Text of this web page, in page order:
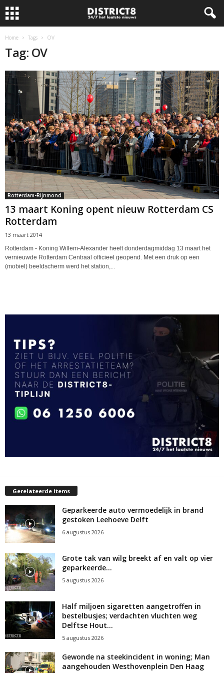
Home Tags OV
Tag: OV
Rotterdam-Rijnmond
13 maart Koning opent nieuw Rotterdam CS
Rotterdam
13 maart 2014
Rotterdam - Koning Willem-Alexander heeft donderdagmiddag 13 maart het
vernieuwde Rotterdam Centraal officieel geopend. Met een druk op een
(mobiel) beeldscherm werd het station,...
Gerelateerde items
Geparkeerde auto vermoedelijk in brand
gestoken Leehoeve Delft
6 augustus 2026
Grote tak van wilg breekt af en valt op vier
geparkeerde...
5 augustus 2026
Half miljoen sigaretten aangetroffen in
bestelbusjes; verdachten vluchten weg
Delftse Hout...
5 augustus 2026
Gewonde na steekincident in woning; Man
aangehouden Westhovenplein Den Haag